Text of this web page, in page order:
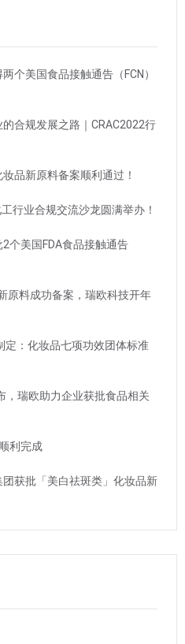
个美国食品接触通告（FCN）
合规发展之路｜CRAC2022行
品新原料备案顺利通过！
行业合规交流沙龙圆满举办！
个美国FDA食品接触通告
原料成功备案，瑞欧科技开年
定：化妆品七项功效团体标准
，瑞欧助力企业获批食品相关
利完成
获批「美白祛斑类」化妆品新